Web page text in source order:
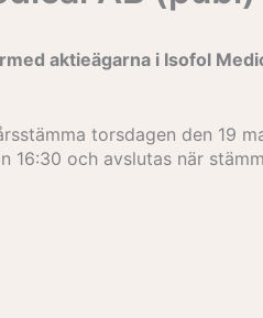
aktieägarna i Isofol
torsdagen den 19
16:30 och avslutas när